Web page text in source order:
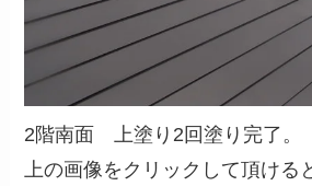
2階南面 上塗り2回塗り完了。
上の画像をクリックして頂ける